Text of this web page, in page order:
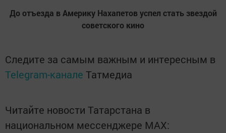
До отъезда в Америку Нахапетов успел стать звездой
советского кино
Следите за самым важным и интересным в
Telegram-канале Татмедиа
Читайте новости Татарстана в
национальном мессенджере MАХ: